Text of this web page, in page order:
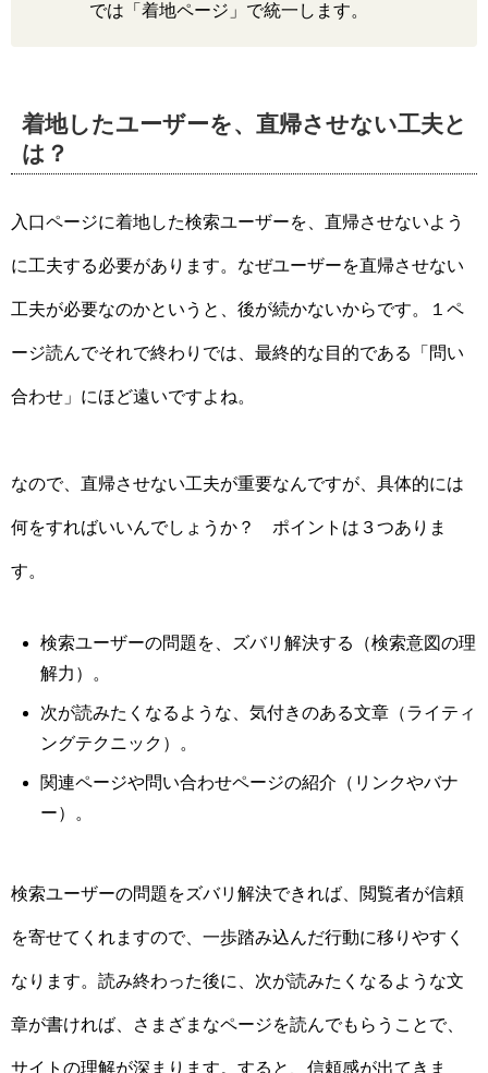
では「着地ページ」で統一します。
着地したユーザーを、直帰させない工夫と
は？
入口ページに着地した検索ユーザーを、直帰させないよう
に工夫する必要があります。なぜユーザーを直帰させない
工夫が必要なのかというと、後が続かないからです。１ペ
ージ読んでそれで終わりでは、最終的な目的である「問い
合わせ」にほど遠いですよね。
なので、直帰させない工夫が重要なんですが、具体的には
何をすればいいんでしょうか？ ポイントは３つありま
す。
検索ユーザーの問題を、ズバリ解決する（検索意図の理
解力）。
次が読みたくなるような、気付きのある文章（ライティ
ングテクニック）。
関連ページや問い合わせページの紹介（リンクやバナ
ー）。
検索ユーザーの問題をズバリ解決できれば、閲覧者が信頼
を寄せてくれますので、一歩踏み込んだ行動に移りやすく
なります。読み終わった後に、次が読みたくなるような文
章が書ければ、さまざまなページを読んでもらうことで、
サイトの理解が深まります。すると、信頼感が出てきま